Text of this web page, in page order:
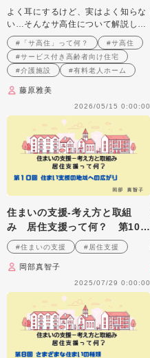
用できるの？ 〜入居要件と「3
つのタイプ」〜
よく耳にするけど、実はよく知らな
い…そんなサ高住について解説しま
す
#「サ高住」って何？
#サ高住
#サービス付き高齢者向け住宅
#介護施設
#有料老人ホーム
藤原雅美
2026/05/15 0:00:00
住まいの支援‐考え方と取組
み 居住支援って何？ 第10
回 住まい支援の地域への広が
り
#住まいの支援 #居住支援
岡部真智子
2025/07/29 0:00:00